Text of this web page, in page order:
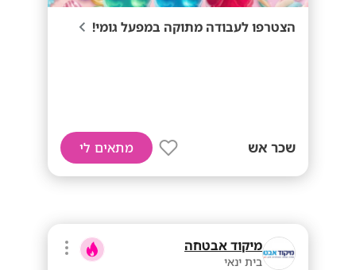
הצטרפו לעבודה מתוקה במפעל גומי!
שכר אש מתאים לי
מיקוד אבטחה
בית ינאי